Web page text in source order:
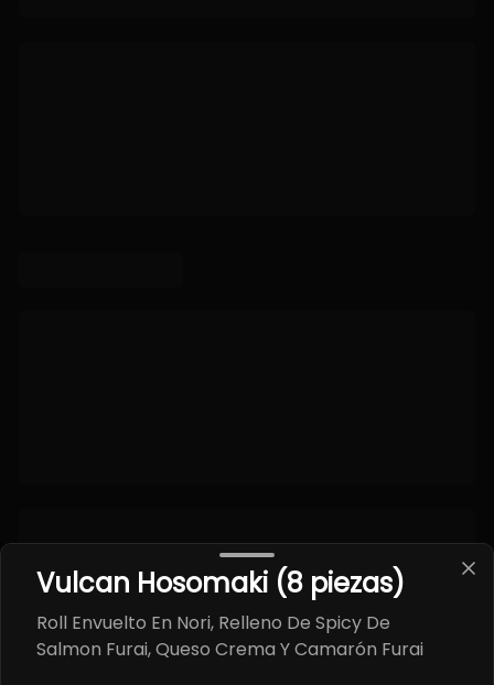
Vulcan Hosomaki (8 piezas)
Roll Envuelto En Nori, Relleno De Spicy De
Salmon Furai, Queso Crema Y Camarón Furai